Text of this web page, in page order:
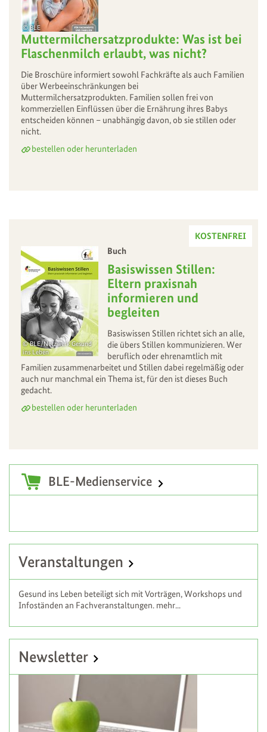
BLE
Muttermilchersatzprodukte: Was ist bei
Flaschenmilch erlaubt, was nicht?
Die Broschüre informiert sowohl Fachkräfte als auch Familien
über Werbeeinschränkungen bei
Muttermilchersatzprodukten. Familien sollen frei von
kommerziellen Einflüssen über die Ernährung ihres Babys
entscheiden können – unabhängig davon, ob sie stillen oder
nicht.
bestellen oder herunterladen
BLE/Netzwerk Gesund
ins Leben
KOSTENFREI
Buch
Basiswissen Stillen:
Eltern praxisnah
informieren und
begleiten
Basiswissen Stillen richtet sich an alle,
die übers Stillen kommunizieren. Wer
beruflich oder ehrenamtlich mit
Familien zusammenarbeitet und Stillen dabei regelmäßig oder
auch nur manchmal ein Thema ist, für den ist dieses Buch
gedacht.
bestellen oder herunterladen
Zusatzinformationen
BLE-Medienservice
Veranstaltungen
Gesund ins Leben beteiligt sich mit Vorträgen, Workshops und
Infoständen an Fachveranstaltungen. mehr...
Newsletter